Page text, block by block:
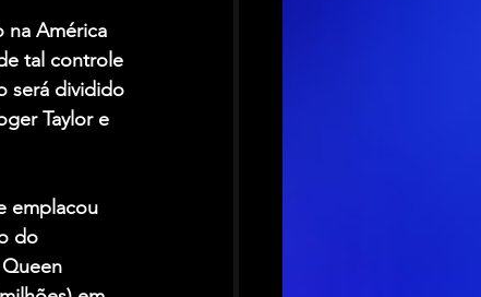
América
tal controle
será dividido
Taylor e
emplacou
do